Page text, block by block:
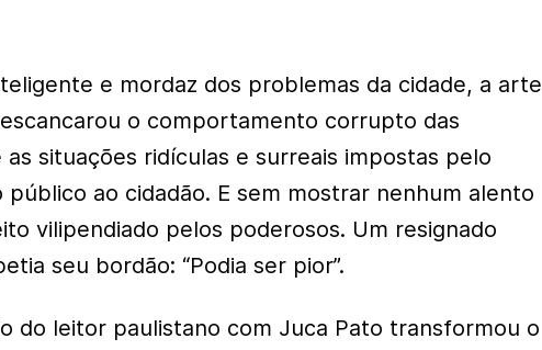
e mordaz dos problemas da cidade, a arte
o comportamento corrupto das
as situações ridículas e surreais impostas pelo
público ao cidadão. E sem mostrar nenhum alento
vilipendiado pelos poderosos. Um resignado
seu bordão: “Podia ser pior”.
do leitor paulistano com Juca Pato transformou o